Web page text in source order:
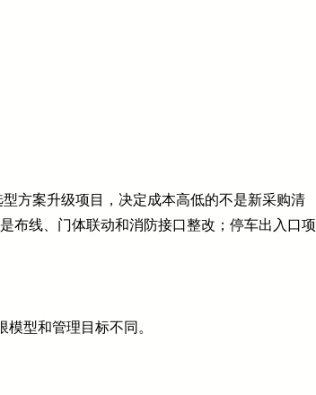
方案升级项目，决定成本高低的不是新采购清
布线、门体联动和消防接口整改；停车出入口项
型和管理目标不同。